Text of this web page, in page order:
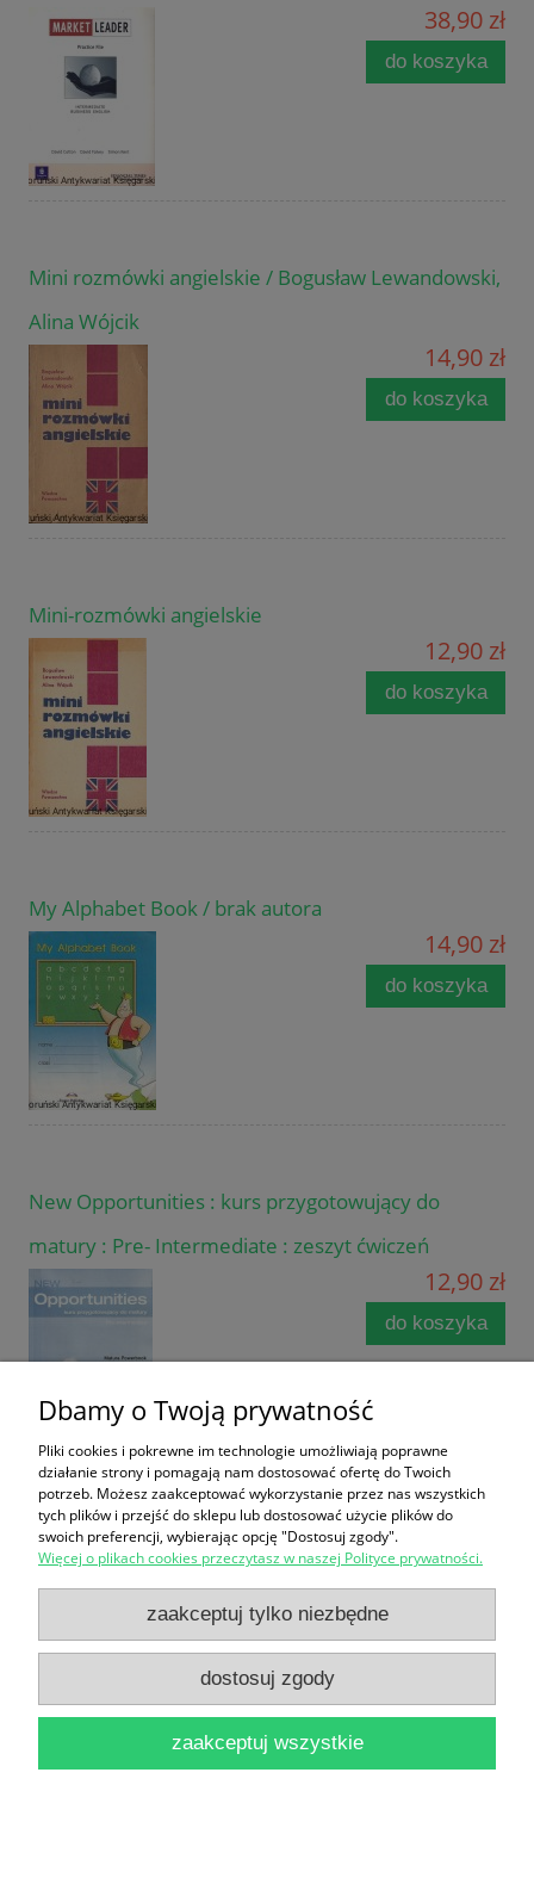
38,90 zł
do koszyka
Mini rozmówki angielskie / Bogusław Lewandowski,
Alina Wójcik
14,90 zł
do koszyka
Mini-rozmówki angielskie
12,90 zł
do koszyka
My Alphabet Book / brak autora
14,90 zł
do koszyka
New Opportunities : kurs przygotowujący do
matury : Pre- Intermediate : zeszyt ćwiczeń
12,90 zł
do koszyka
On Wings of Verse : Teachers's Guide / Anna Maria
Malkoc
do koszyka
Dbamy o Twoją prywatność
Pliki cookies i pokrewne im technologie umożliwiają poprawne
działanie strony i pomagają nam dostosować ofertę do Twoich
potrzeb. Możesz zaakceptować wykorzystanie przez nas wszystkich
tych plików i przejść do sklepu lub dostosować użycie plików do
swoich preferencji, wybierając opcję "Dostosuj zgody".
Więcej o plikach cookies przeczytasz w naszej Polityce prywatności.
zaakceptuj tylko niezbędne
dostosuj zgody
zaakceptuj wszystkie